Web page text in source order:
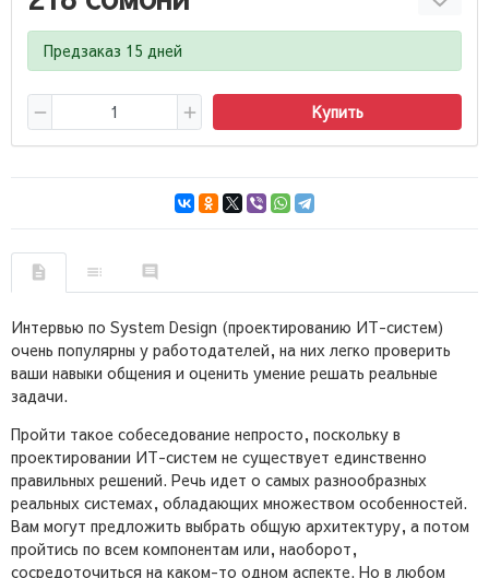
Предзаказ 15 дней
Купить
Интервью по System Design (проектированию ИТ-систем)
очень популярны у работодателей, на них легко проверить
ваши навыки общения и оценить умение решать реальные
задачи.
Пройти такое собеседование непросто, поскольку в
проектировании ИТ-систем не существует единственно
правильных решений. Речь идет о самых разнообразных
реальных системах, обладающих множеством особенностей.
Вам могут предложить выбрать общую архитектуру, а потом
пройтись по всем компонентам или, наоборот,
сосредоточиться на каком-то одном аспекте. Но в любом